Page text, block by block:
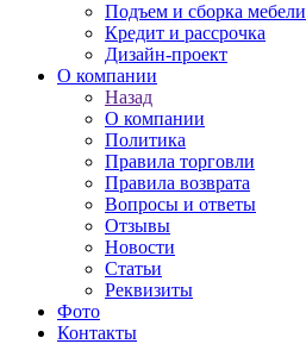
Подъем и сборка мебели
Кредит и рассрочка
Дизайн-проект
О компании
Назад
О компании
Политика
Правила торговли
Правила возврата
Вопросы и ответы
Отзывы
Новости
Статьи
Реквизиты
Фото
Контакты